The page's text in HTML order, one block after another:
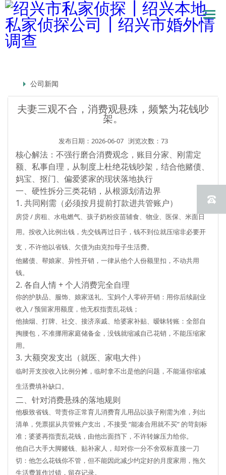
公司新闻
夫妻三观不合，消费观悬殊，频繁为花钱吵
架。
发布日期：2026-06-07 浏览次数：73
核心解法：不强行磨合消费观念， 账目分家、刚需定
额、私事自理 ，从制度上杜绝花钱吵架，结合他赌债、
妈宝、抠门、偏爱婆家的现状落地执行
一、硬性拆分三类花销，从根源划清边界
1. 共同刚需（必须按月提前打款进共管账户）
房贷 / 房租、水电燃气、孩子奶粉疫苗辅食、物业、医保、米面日
用。按收入比例出钱， 先交钱再过日子，钱不到位就压缩非必要开
支 ，不许他以省钱、欠债为由克扣母子生活费。
他赌债、帮娘家、异性开销，一律从他个人份额里扣，不动共用
钱。
2. 各自人情 + 个人消费完全自理
你的护肤品、服饰、娘家送礼、宝妈个人零碎开销：用你后续副业
收入 / 预留家用额度，他无权指责乱花钱；
他抽烟、打牌、社交、接济亲戚、给婆家补贴、暧昧转账：全部自
掏腰包，不准挪用家庭储备金，没钱就缩减自己花销，不能压缩家
用。
3. 大额突发支出（就医、家电大件）
临时开支按收入比例分摊，临时拿不出是他的问题，不能逼你缩减
生活费填补缺口。
二、针对消费悬殊的落地规则
他极致省钱、苛责你正常育儿消费育儿用品以孩子刚需为准，列出
清单，凭票据从共管账户支出，不接受 “能凑合用就不买” 的苛刻标
准；婆婆再指责乱花钱，由他出面挡下，不许转嫁压力给你。
他自己大手大脚赌钱、贴补家人，却对你一分不舍双标直接一刀
切：他怎么花钱你不管，但不能因此减少约定好的月度家用，拖欠
生活费算作过错，留存记录。